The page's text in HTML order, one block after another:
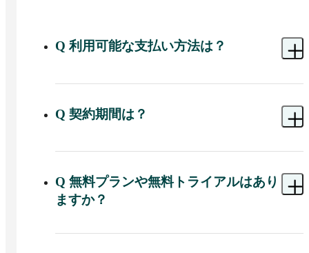
Q利用可能な支払い方法は？
A クレジットカード払い・請求書払いがご利用い
請求書払いは、月末締め翌月末支払い、銀行振込
でのお支払いが可能です。請求書は、料金が発生
Q 契約期間は？
A 月額払い・年額払いの2種類をご用意していま
年額払いの場合、1か月あたり最大50%（※）お得
です。月額払いは、最低1か月の契約期間で利用可
能です。
※月額払いで12か月継続時と比較
Q 無料プランや無料トライアルはあり
ますか？
A はい、SocialDogでは無料プランもご用意してお